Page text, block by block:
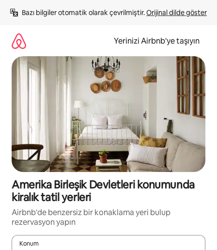
atla
Bazı bilgiler otomatik olarak çevrilmiştir. Orijinal dilde göster
Yerinizi Airbnb'ye taşıyın
Amerika Birleşik Devletleri konumunda
kiralık tatil yerleri
Airbnb'de benzersiz bir konaklama yeri bulup
rezervasyon yapın
Konum